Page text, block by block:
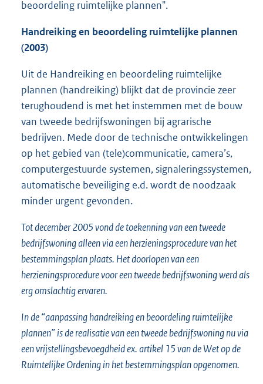
beoordeling ruimtelijke plannen".
Handreiking en beoordeling ruimtelijke plannen
(2003)
Uit de Handreiking en beoordeling ruimtelijke
plannen (handreiking) blijkt dat de provincie zeer
terughoudend is met het instemmen met de bouw
van tweede bedrijfswoningen bij agrarische
bedrijven. Mede door de technische ontwikkelingen
op het gebied van (tele)communicatie, camera’s,
computergestuurde systemen, signaleringssystemen,
automatische beveiliging e.d. wordt de noodzaak
minder urgent gevonden.
Tot december 2005 vond de toekenning van een tweede
bedrijfswoning alleen via een herzieningsprocedure van het
bestemmingsplan plaats. Het doorlopen van een
herzieningsprocedure voor een tweede bedrijfswoning werd als
erg omslachtig ervaren.
In de “aanpassing handreiking en beoordeling ruimtelijke
plannen” is de realisatie van een tweede bedrijfswoning nu via
een vrijstellingsbevoegdheid ex. artikel 15 van de Wet op de
Ruimtelijke Ordening in het bestemmingsplan opgenomen.